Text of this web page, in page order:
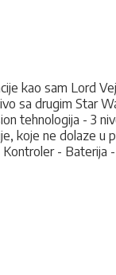
kao sam Lord
sa drugim Star
tehnologija - 3
koje ne dolaze u
- Baterija